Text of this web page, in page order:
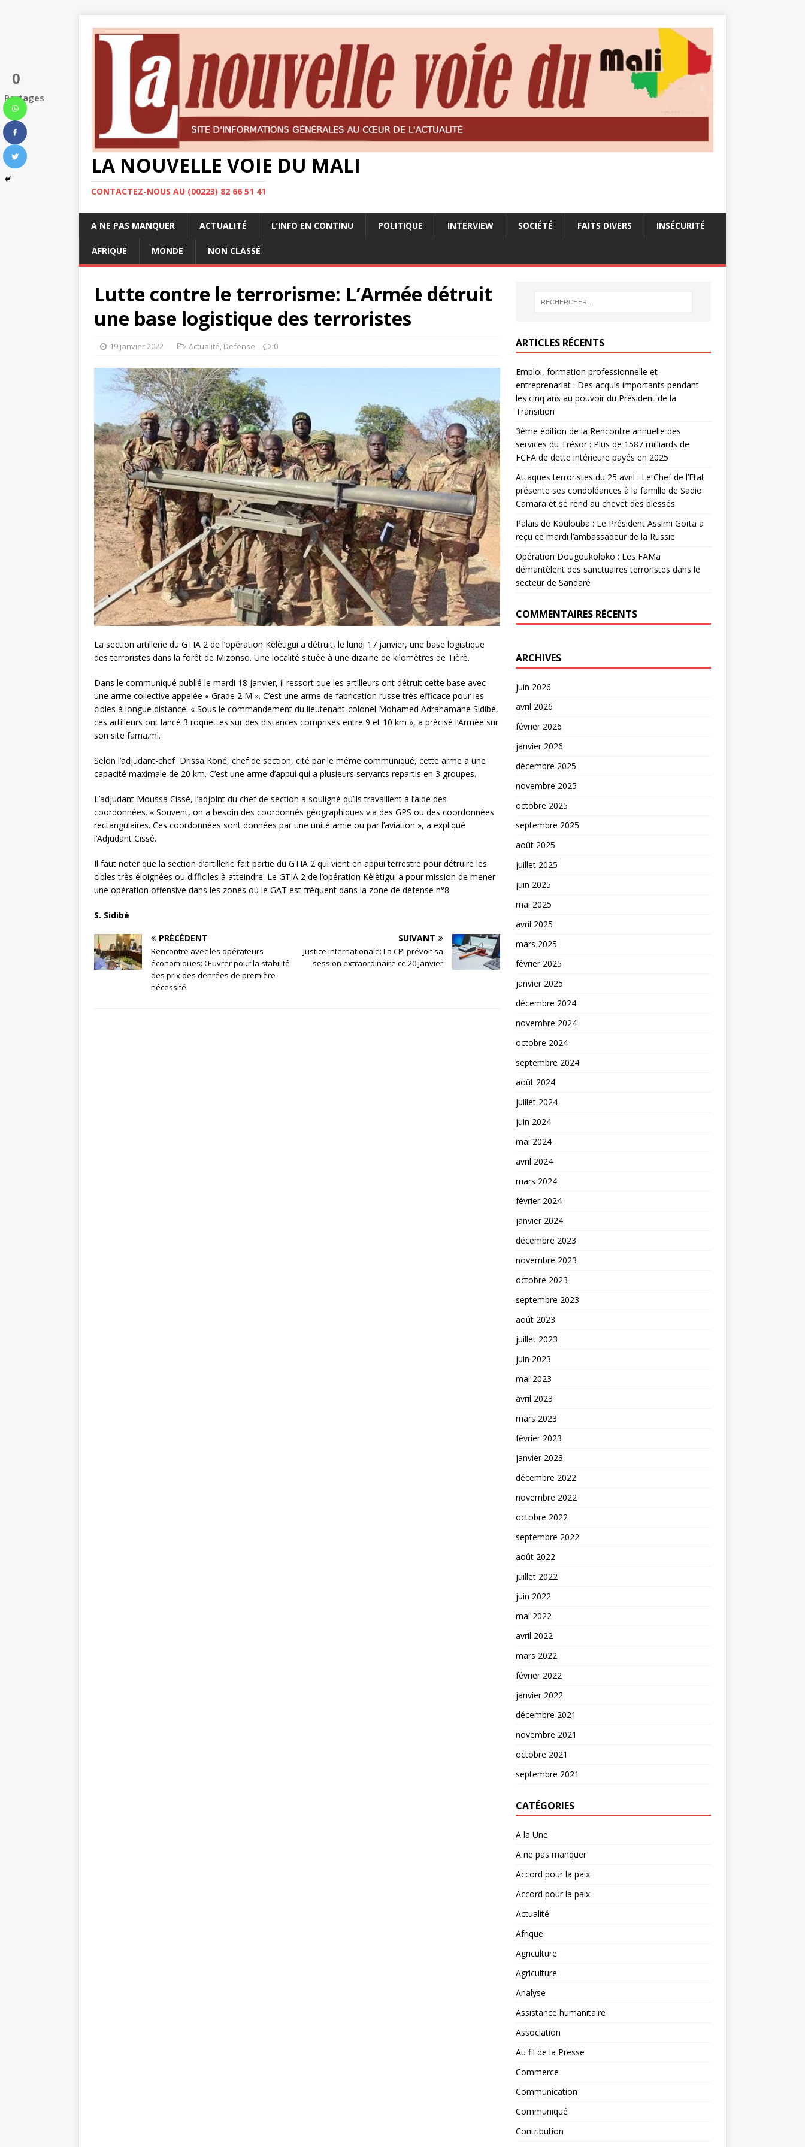
LA NOUVELLE VOIE DU MALI
CONTACTEZ-NOUS AU (00223) 82 66 51 41
A NE PAS MANQUER ACTUALITÉ L’INFO EN CONTINU POLITIQUE INTERVIEW SOCIÉTÉ FAITS DIVERS INSÉCURITÉ
AFRIQUE MONDE NON CLASSÉ
Lutte contre le terrorisme: L’Armée détruit
une base logistique des terroristes
19 janvier 2022 Actualité, Defense 0
La section artillerie du GTIA 2 de l’opération Kèlètigui a détruit, le lundi 17 janvier, une base logistique
des terroristes dans la forêt de Mizonso. Une localité située à une dizaine de kilomètres de Tièrè.
Dans le communiqué publié le mardi 18 janvier, il ressort que les artilleurs ont détruit cette base avec
une arme collective appelée « Grade 2 M ». C’est une arme de fabrication russe très efficace pour les
cibles à longue distance. « Sous le commandement du lieutenant-colonel Mohamed Adrahamane Sidibé,
ces artilleurs ont lancé 3 roquettes sur des distances comprises entre 9 et 10 km », a précisé l’Armée sur
son site fama.ml.
Selon l’adjudant-chef Drissa Koné, chef de section, cité par le même communiqué, cette arme a une
capacité maximale de 20 km. C’est une arme d’appui qui a plusieurs servants repartis en 3 groupes.
L’adjudant Moussa Cissé, l’adjoint du chef de section a souligné qu’ils travaillent à l’aide des
coordonnées. « Souvent, on a besoin des coordonnés géographiques via des GPS ou des coordonnées
rectangulaires. Ces coordonnées sont données par une unité amie ou par l’aviation », a expliqué
l’Adjudant Cissé.
Il faut noter que la section d’artillerie fait partie du GTIA 2 qui vient en appui terrestre pour détruire les
cibles très éloignées ou difficiles à atteindre. Le GTIA 2 de l’opération Kèlètigui a pour mission de mener
une opération offensive dans les zones où le GAT est fréquent dans la zone de défense n°8.
S. Sidibé
0
Partages
PRÉCÉDENT
Rencontre avec les opérateurs
économiques: Œuvrer pour la stabilité
des prix des denrées de première
nécessité
SUIVANT
Justice internationale: La CPI prévoit sa
session extraordinaire ce 20 janvier
ARTICLES RÉCENTS
Emploi, formation professionnelle et
entreprenariat : Des acquis importants pendant
les cinq ans au pouvoir du Président de la
Transition
3ème édition de la Rencontre annuelle des
services du Trésor : Plus de 1587 milliards de
FCFA de dette intérieure payés en 2025
Attaques terroristes du 25 avril : Le Chef de l’Etat
présente ses condoléances à la famille de Sadio
Camara et se rend au chevet des blessés
Palais de Koulouba : Le Président Assimi Goïta a
reçu ce mardi l’ambassadeur de la Russie
Opération Dougoukoloko : Les FAMa
démantèlent des sanctuaires terroristes dans le
secteur de Sandaré
COMMENTAIRES RÉCENTS
ARCHIVES
juin 2026
avril 2026
février 2026
janvier 2026
décembre 2025
novembre 2025
octobre 2025
septembre 2025
août 2025
juillet 2025
juin 2025
mai 2025
avril 2025
mars 2025
février 2025
janvier 2025
décembre 2024
novembre 2024
octobre 2024
septembre 2024
août 2024
juillet 2024
juin 2024
mai 2024
avril 2024
mars 2024
février 2024
janvier 2024
décembre 2023
novembre 2023
octobre 2023
septembre 2023
août 2023
juillet 2023
juin 2023
mai 2023
avril 2023
mars 2023
février 2023
janvier 2023
décembre 2022
novembre 2022
octobre 2022
septembre 2022
août 2022
juillet 2022
juin 2022
mai 2022
avril 2022
mars 2022
février 2022
janvier 2022
décembre 2021
novembre 2021
octobre 2021
septembre 2021
CATÉGORIES
A la Une
A ne pas manquer
Accord pour la paix
Accord pour la paix
Actualité
Afrique
Agriculture
Agriculture
Analyse
Assistance humanitaire
Association
Au fil de la Presse
Commerce
Communication
Communiqué
Contribution